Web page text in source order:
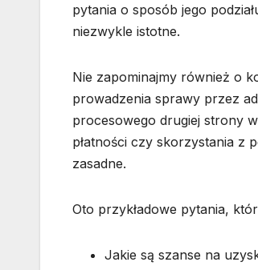
pytania o sposób jego
niezwykle istotne.
Nie zapominajmy również o
prowadzenia sprawy przez
procesowego drugiej strony
płatności czy skorzystania z
zasadne.
Oto przykładowe pytania,
Jakie są szanse na